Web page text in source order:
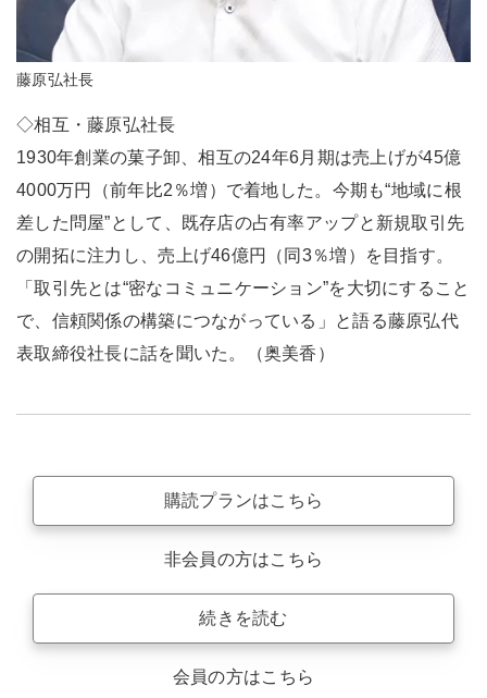
藤原弘社長
◇相互・藤原弘社長
1930年創業の菓子卸、相互の24年6月期は売上げが45億
4000万円（前年比2％増）で着地した。今期も“地域に根
差した問屋”として、既存店の占有率アップと新規取引先
の開拓に注力し、売上げ46億円（同3％増）を目指す。
「取引先とは“密なコミュニケーション”を大切にすること
で、信頼関係の構築につながっている」と語る藤原弘代
表取締役社長に話を聞いた。（奥美香）
購読プランはこちら
非会員の方はこちら
続きを読む
会員の方はこちら